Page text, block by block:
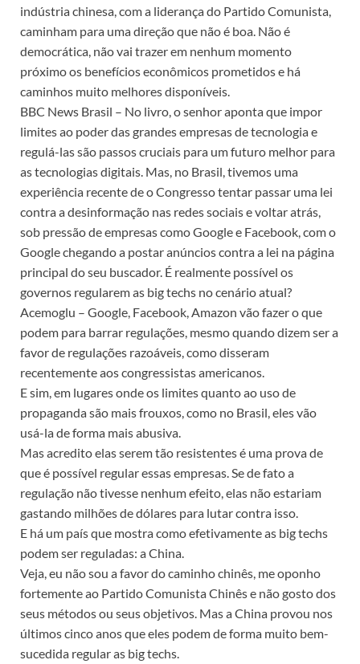
indústria chinesa, com a liderança do Partido Comunista,
caminham para uma direção que não é boa. Não é
democrática, não vai trazer em nenhum momento
próximo os benefícios econômicos prometidos e há
caminhos muito melhores disponíveis.
BBC News Brasil – No livro, o senhor aponta que impor
limites ao poder das grandes empresas de tecnologia e
regulá-las são passos cruciais para um futuro melhor para
as tecnologias digitais. Mas, no Brasil, tivemos uma
experiência recente de o Congresso tentar passar uma lei
contra a desinformação nas redes sociais e voltar atrás,
sob pressão de empresas como Google e Facebook, com o
Google chegando a postar anúncios contra a lei na página
principal do seu buscador. É realmente possível os
governos regularem as big techs no cenário atual?
Acemoglu – Google, Facebook, Amazon vão fazer o que
podem para barrar regulações, mesmo quando dizem ser a
favor de regulações razoáveis, como disseram
recentemente aos congressistas americanos.
E sim, em lugares onde os limites quanto ao uso de
propaganda são mais frouxos, como no Brasil, eles vão
usá-la de forma mais abusiva.
Mas acredito elas serem tão resistentes é uma prova de
que é possível regular essas empresas. Se de fato a
regulação não tivesse nenhum efeito, elas não estariam
gastando milhões de dólares para lutar contra isso.
E há um país que mostra como efetivamente as big techs
podem ser reguladas: a China.
Veja, eu não sou a favor do caminho chinês, me oponho
fortemente ao Partido Comunista Chinês e não gosto dos
seus métodos ou seus objetivos. Mas a China provou nos
últimos cinco anos que eles podem de forma muito bem-
sucedida regular as big techs.